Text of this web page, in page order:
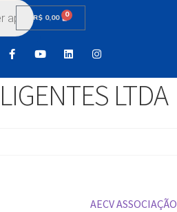
R$ 0,00 0
LTDA
AECV ASSOCIAÇÃO